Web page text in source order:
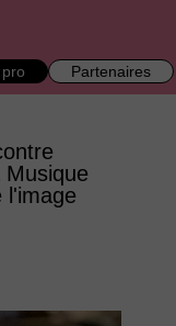
Partenaires
Musique
l'image